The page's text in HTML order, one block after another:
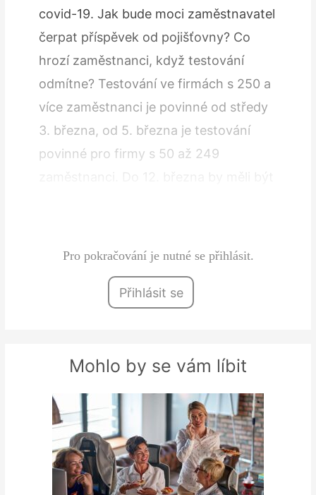
covid-19. Jak bude moci zaměstnavatel
čerpat příspěvek od pojišťovny? Co
hrozí zaměstnanci, když testování
odmítne? Testování ve firmách s 250 a
více zaměstnanci je povinné od středy
3. března, od 5. března je testování
povinné pro firmy s 50 až 249
Pro pokračování je nutné se přihlásit.
Přihlásit se
Mohlo by se vám líbit